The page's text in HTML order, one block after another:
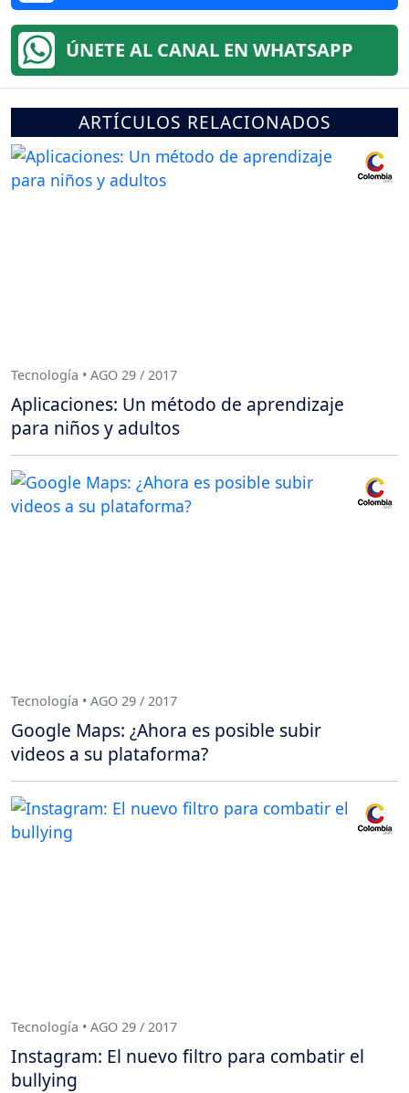
ÚNETE AL CANAL EN WHATSAPP
ARTÍCULOS RELACIONADOS
Tecnología • AGO 29 / 2017
Aplicaciones: Un método de aprendizaje
para niños y adultos
Tecnología • AGO 29 / 2017
Google Maps: ¿Ahora es posible subir
videos a su plataforma?
Tecnología • AGO 29 / 2017
Instagram: El nuevo filtro para combatir el
bullying